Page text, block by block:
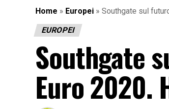
Home » Europei » Southgate sul
EUROPEI
Southgate
Euro 2020.